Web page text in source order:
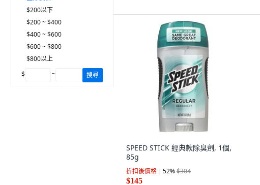
$200以下
$200 ~ $400
$400 ~ $600
$600 ~ $800
$800以上
$
~ 搜尋
SPEED STICK 經典款除臭劑, 1個,
85g
折扣後價格 52%$304
$145